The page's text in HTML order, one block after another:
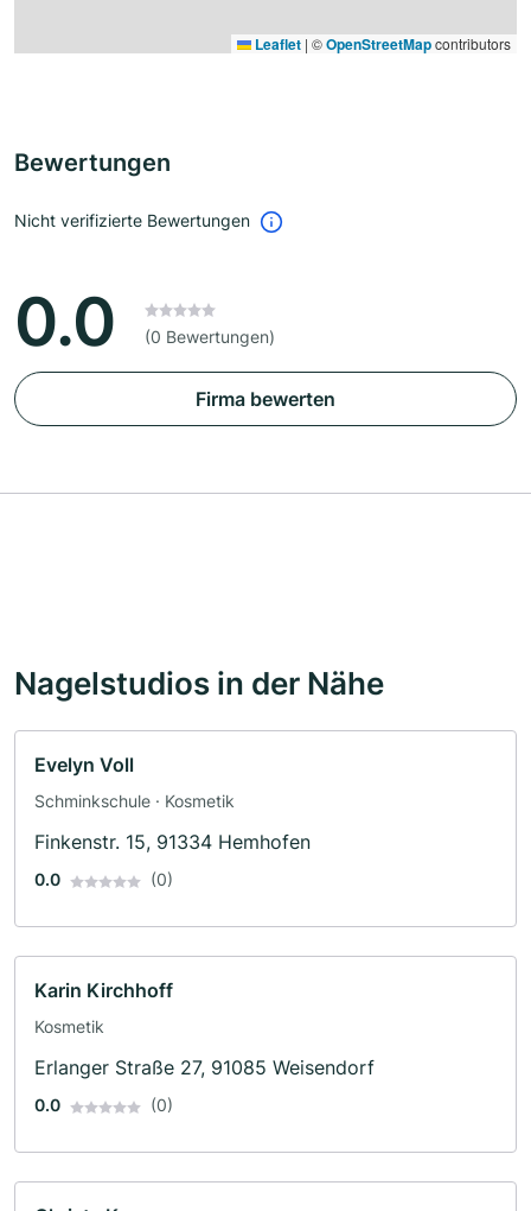
Leaflet | ©OpenStreetMapcontributors
Bewertungen
Nicht verifizierte Bewertungen
0.0 (0 Bewertungen)
Firma bewerten
Nagelstudios in der Nähe
Evelyn Voll
Schminkschule · Kosmetik
Finkenstr. 15, 91334 Hemhofen
0.0 (0)
Karin Kirchhoff
Kosmetik
Erlanger Straße 27, 91085 Weisendorf
0.0 (0)